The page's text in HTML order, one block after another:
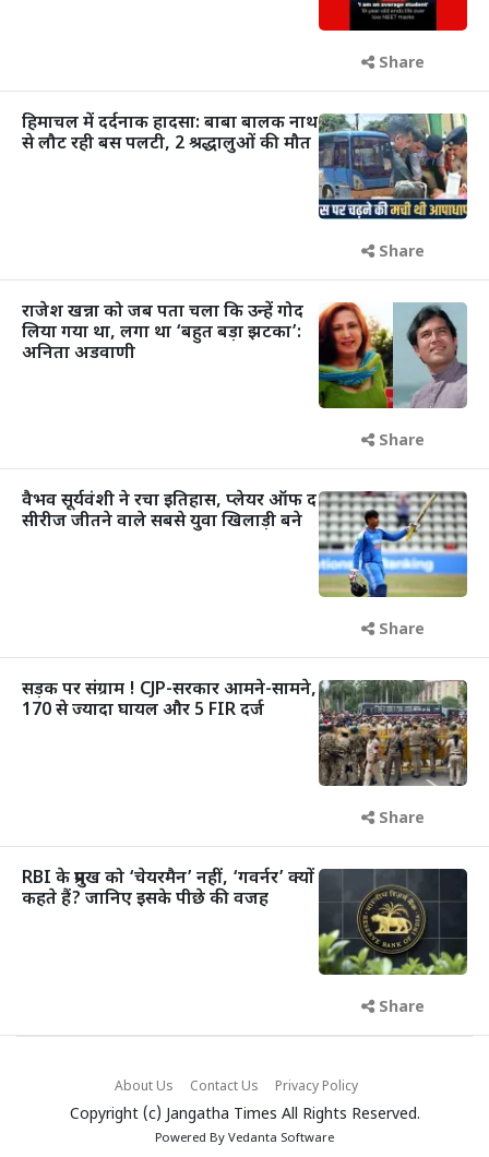
Share
हिमाचल में दर्दनाक हादसा: बाबा बालक नाथ
से लौट रही बस पलटी, 2 श्रद्धालुओं की मौत
Share
राजेश खन्ना को जब पता चला कि उन्हें गोद
लिया गया था, लगा था ‘बहुत बड़ा झटका’:
अनिता अडवाणी
Share
वैभव सूर्यवंशी ने रचा इतिहास, प्लेयर ऑफ द
सीरीज जीतने वाले सबसे युवा खिलाड़ी बने
Share
सड़क पर संग्राम ! CJP-सरकार आमने-सामने,
170 से ज्यादा घायल और 5 FIR दर्ज
Share
RBI के प्रमुख को ‘चेयरमैन’ नहीं, ‘गवर्नर’ क्यों
कहते हैं? जानिए इसके पीछे की वजह
Share
About Us Contact Us Privacy Policy
Copyright (c) Jangatha Times All Rights Reserved.
Powered By Vedanta Software